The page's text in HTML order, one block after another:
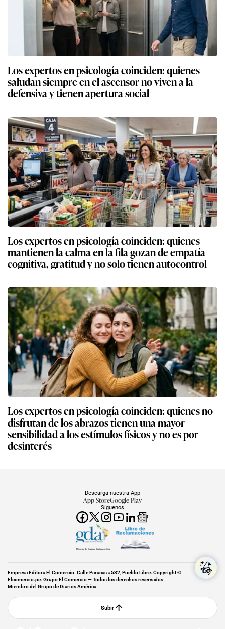
Los expertos en psicología coinciden: quienes
saludan siempre en el ascensor no viven a la
defensiva y tienen apertura social
Los expertos en psicología coinciden: quienes
mantienen la calma en la fila gozan de empatía
cognitiva, gratitud y no solo tienen autocontrol
Los expertos en psicología coinciden: quienes no
disfrutan de los abrazos tienen una mayor
sensibilidad a los estímulos físicos y no es por
desinterés
Síguenos
Descarga nuestra App
App StoreGoogle Play
Miembro del Grupo de Diarios América
Empresa Editora El Comercio. Calle Paracas #532, Pueblo Libre. Copyright ©
Elcomercio.pe. Grupo El Comercio — Todos los derechos reservados
Miembro del Grupo de Diarios América
Subir